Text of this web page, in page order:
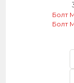
Болт
Болт